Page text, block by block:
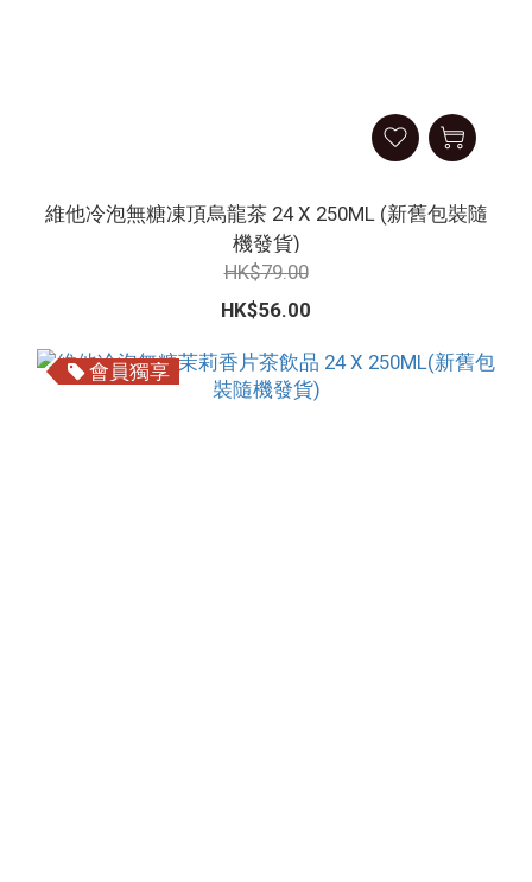
維他冷泡無糖凍頂烏龍茶 24 X 250ML (新舊包裝隨
機發貨)
HK$79.00
HK$56.00
會員獨享